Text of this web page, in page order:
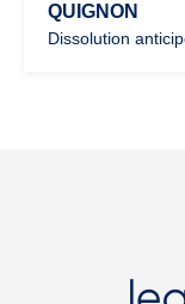
QUIGNON
Dissolution